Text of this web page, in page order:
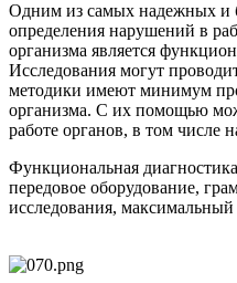
Одним из самых надежных и
определения нарушений в
организма является
Исследования могут
методики имеют минимум
организма. С их помощью
работе органов, в том числе
Функциональная
передовое оборудование,
исследования,